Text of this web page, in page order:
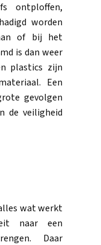
ontploffen,
worden
of bij het
is dan weer
plastics zijn
Een
gevolgen
de veiligheid
wat werkt
naar een
Daar